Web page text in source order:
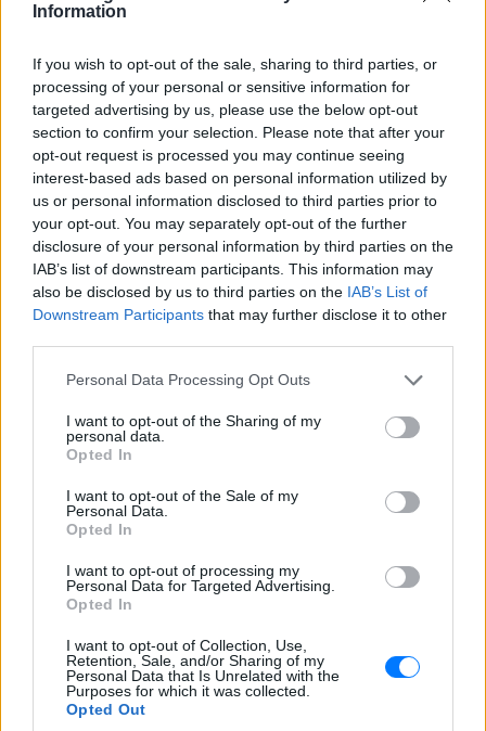
Information
If you wish to opt-out of the sale, sharing to third parties, or
processing of your personal or sensitive information for
targeted advertising by us, please use the below opt-out
section to confirm your selection. Please note that after your
opt-out request is processed you may continue seeing
interest-based ads based on personal information utilized by
us or personal information disclosed to third parties prior to
your opt-out. You may separately opt-out of the further
disclosure of your personal information by third parties on the
IAB’s list of downstream participants. This information may
also be disclosed by us to third parties on the IAB’s List of
Downstream Participants that may further disclose it to other
Personal Data Processing Opt Outs
I want to opt-out of the Sharing of my
personal data.
Opted In
I want to opt-out of the Sale of my
Personal Data.
Opted In
I want to opt-out of processing my
Personal Data for Targeted Advertising.
Opted In
I want to opt-out of Collection, Use,
Retention, Sale, and/or Sharing of my
Personal Data that Is Unrelated with the
Purposes for which it was collected.
Opted Out
ΔΕΙΤΕ ΕΠΙΣΗΣ
ΣΤΗΝ ΙΔΙΑ ΚΑΤΗΓΟΡΙΑ
Ο Τραμπ έτρεξε πίσω από
μικρό αγόρι σε σκηνή στο Λας
Βέγκας: «Φοβήθηκα ότι θα
έπεφτε όπως ο Μπάιντεν»,
δείτε βίντεο
ΠΡΙΝ 10 ΏΡΕΣ
Μπάιντεν ήταν στη σκηνή εκδήλωση της
αμερικανικής Σχολής Ικάρων
Μυστράς: «Δεν ήταν οικονομικό
είχε τη σορό του πατέρα του σε
Ο ίδιος δήλωσε ότι ο πελάτης του είχε
μια εξαιρετικά έντονη συναισθηματική
Βόλος: 26χρονος απείλησε να
σφάξει τη μητέρα του και
χτύπησε τον αδελφό του για το